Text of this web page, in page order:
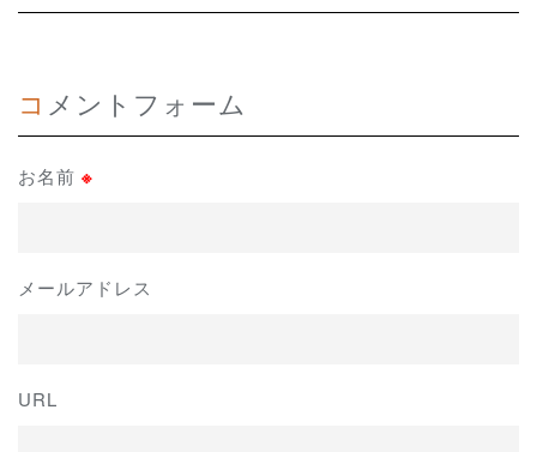
コメントフォーム
お名前 ※
メールアドレス
URL